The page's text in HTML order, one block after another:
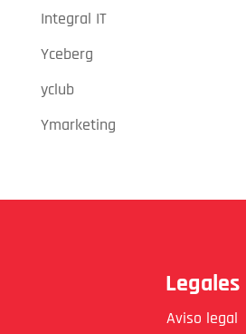
Integral IT
Yceberg
yclub
Ymarketing
Legales
Aviso legal